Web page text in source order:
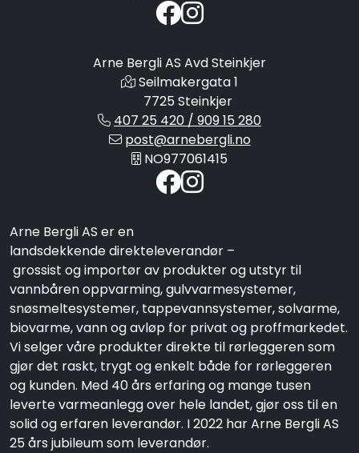
Arne Bergli AS Avd Steinkjer
Seilmakergata 1
7725 Steinkjer
407 25 420 / 909 15 280
post@arnebergli.no
NO977061415
Arne Bergli AS er en
landsdekkende direkteleverandør –
grossist og importør av produkter og utstyr til
vannbåren oppvarming, gulvvarmesystemer,
snøsmeltesystemer, tappevannsystemer, solvarme,
biovarme, vann og avløp for privat og proffmarkedet.
Vi selger våre produkter direkte til rørleggeren som
gjør det raskt, trygt og enkelt både for rørleggeren
og kunden. Med 40 års erfaring og mange tusen
leverte varmeanlegg over hele landet, gjør oss til en
solid og erfaren leverandør. I 2022 har Arne Bergli AS
25 års jubileum som leverandør.